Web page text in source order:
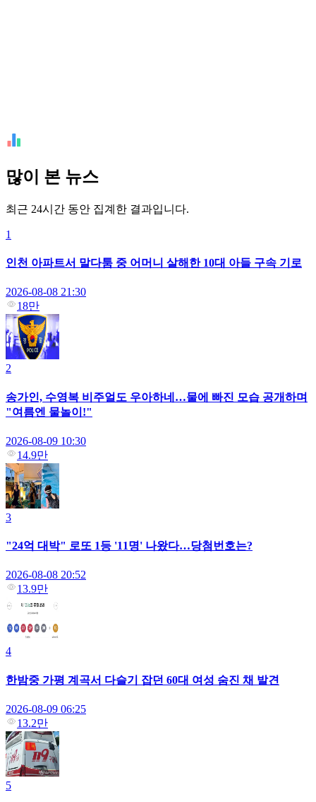
많이 본 뉴스
최근 24시간 동안 집계한 결과입니다.
1
인천 아파트서 말다툼 중 어머니 살해한 10대 아들 구속 기로
2026-08-08 21:30
18만
2
송가인, 수영복 비주얼도 우아하네…물에 빠진 모습 공개하며
"여름엔 물놀이!"
2026-08-09 10:30
14.9만
3
"24억 대박" 로또 1등 '11명' 나왔다…당첨번호는?
2026-08-08 20:52
13.9만
4
한밤중 가평 계곡서 다슬기 잡던 60대 여성 숨진 채 발견
2026-08-09 06:25
13.2만
5